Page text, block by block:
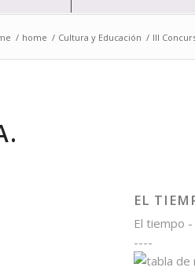
/ home / Cultura y Educación / III
EL
El tiempo
----